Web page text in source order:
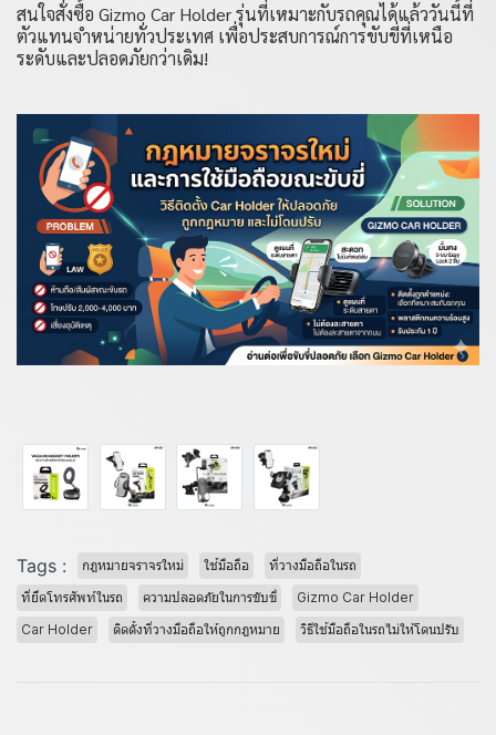
สนใจสั่งซื้อ Gizmo Car Holderรุ่นที่เหมาะกับรถคุณได้แล้ววันนี้ที่
ตัวแทนจำหน่ายทั่วประเทศ เพื่อประสบการณ์การขับขี่ที่เหนือ
ระดับและปลอดภัยกว่าเดิม!
Tags : กฎหมายจราจรใหม่ ใช้มือถือ
ที่วางมือถือในรถ
ที่ยึดโทรศัพท์ในรถ
ความปลอดภัยในการขับขี่
Gizmo Car Holder
Car Holder
ติดตั้งที่วางมือถือให้ถูกกฎหมาย วิธีใช้มือถือในรถไม่ให้โดนปรับ